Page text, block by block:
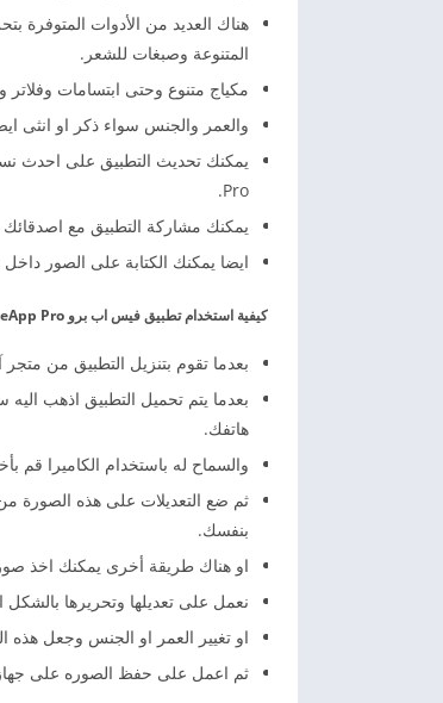
هناك العديد من الأدوات المتوفرة
المتنوعة وصبغات للشعر.
مكياج متنوع وحتى ابتسامات
والعمر والجنس سواء ذكر او انثى
Pro.
يمكنك مشاركة التطبيق مع اصدقائك
ايضا يمكنك الكتابة على الصور داخل
كيفية استخدام تطبيق فيس اب برو FaceApp Pro
بعدما تقوم بتنزيل التطبيق من
بعدما يتم تحميل التطبيق اذهب
هاتفك.
والسماح له باستخدام الكاميرا قم
ثم ضع التعديلات على هذه الصورة من
بنفسك.
او هناك طريقة أخرى يمكنك اخذ
نعمل على تعديلها وتحريرها
او تغيير العمر او الجنس وجعل هذه
ثم اعمل على حفظ الصوره على